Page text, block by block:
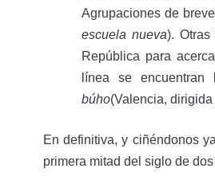
Agrupaciones de
escuela nueva).
República para
línea se encuentran
búho(Valencia, dirigida
En definitiva, y ciñéndonos
primera mitad del siglo de